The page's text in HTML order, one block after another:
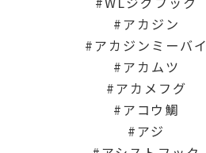
アカジン
アカジンミーバイ
アカムツ
アカメフグ
アコウ鯛
アジ